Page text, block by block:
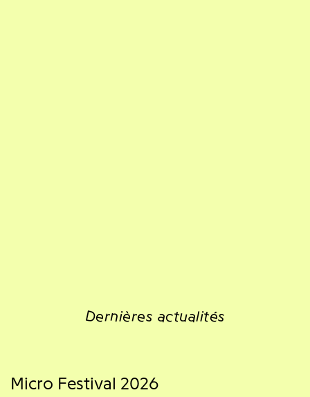
Dernières actualités
Micro Festival 2026